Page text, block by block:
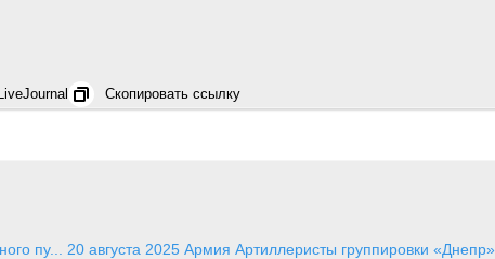
LiveJournal Скопировать ссылку
пу... 20 августа 2025 Армия Артиллеристы группировки